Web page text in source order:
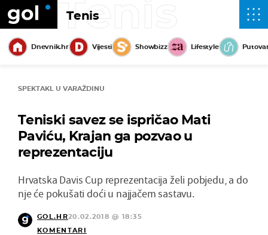
Tenis
Tenis
Dnevnik.hr Vijesti Showbizz Lifestyle
SPEKTAKL U VARAŽDINU
Teniski savez se ispričao Mati
Paviću, Krajan ga pozvao u
reprezentaciju
Hrvatska Davis Cup reprezentacija želi pobjedu, a do
nje će pokušati doći u najjačem sastavu.
GOL.HR20.02.2018 @ 18:35
KOMENTARI